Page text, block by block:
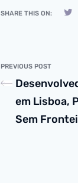
SHARE THIS ON:
PREVIOUS POST
em Lisboa,
Sem